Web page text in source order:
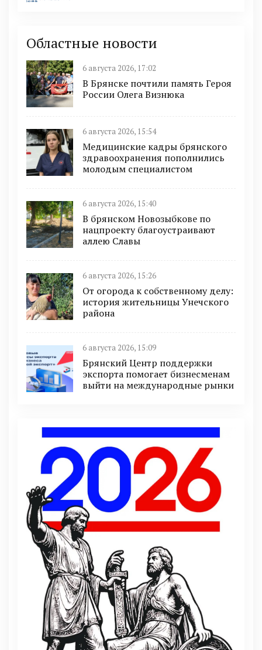
Областные новости
6 августа 2026, 17:02
В Брянске почтили память Героя
России Олега Визнюка
6 августа 2026, 15:54
Медицинские кадры брянского
здравоохранения пополнились
молодым специалистом
6 августа 2026, 15:40
В брянском Новозыбкове по
нацпроекту благоустраивают
аллею Славы
6 августа 2026, 15:26
От огорода к собственному делу:
история жительницы Унечского
района
6 августа 2026, 15:09
Брянский Центр поддержки
экспорта помогает бизнесменам
выйти на международные рынки